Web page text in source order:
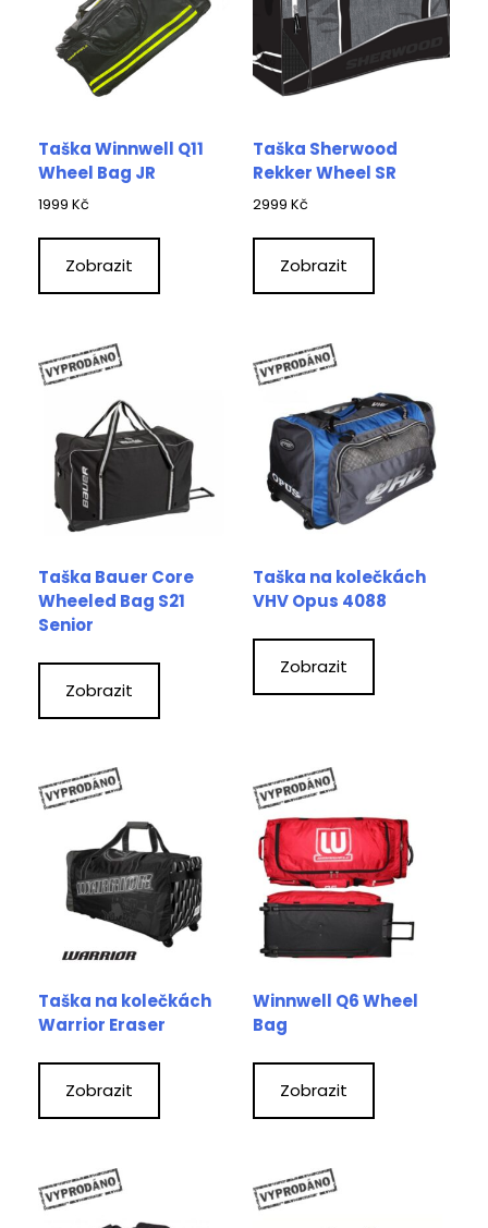
Taška Winnwell Q11
Wheel Bag JR
1999 Kč
Zobrazit
Taška Sherwood
Rekker Wheel SR
2999 Kč
Zobrazit
Taška Bauer Core
Wheeled Bag S21
Senior
Zobrazit
Taška na kolečkách
VHV Opus 4088
Zobrazit
Taška na kolečkách
Warrior Eraser
Zobrazit
Winnwell Q6 Wheel
Bag
Zobrazit